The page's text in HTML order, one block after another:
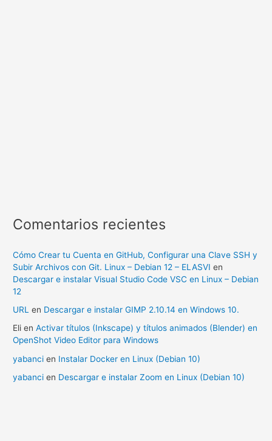
Comentarios recientes
Cómo Crear tu Cuenta en GitHub, Configurar una Clave SSH y
Subir Archivos con Git. Linux – Debian 12 – ELASVI en
Descargar e instalar Visual Studio Code VSC en Linux – Debian
12
URL en Descargar e instalar GIMP 2.10.14 en Windows 10.
Eli enActivar títulos (Inkscape) y títulos animados (Blender) en
OpenShot Video Editor para Windows
yabanci en Instalar Docker en Linux (Debian 10)
yabanci en Descargar e instalar Zoom en Linux (Debian 10)